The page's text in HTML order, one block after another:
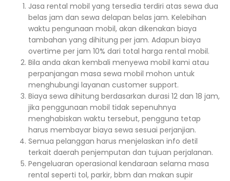
Jasa rental mobil yang tersedia terdiri atas sewa dua
belas jam dan sewa delapan belas jam. Kelebihan
waktu pengunaan mobil, akan dikenakan biaya
tambahan yang dihitung per jam. Adapun biaya
overtime per jam 10% dari total harga rental mobil.
Bila anda akan kembali menyewa mobil kami atau
perpanjangan masa sewa mobil mohon untuk
menghubungi layanan customer support.
Biaya sewa dihitung berdasarkan durasi 12 dan 18 jam,
jika penggunaan mobil tidak sepenuhnya
menghabiskan waktu tersebut, pengguna tetap
harus membayar biaya sewa sesuai perjanjian.
Semua pelanggan harus menjelaskan info detil
terkait daerah penjemputan dan tujuan perjalanan.
Pengeluaran operasional kendaraan selama masa
rental seperti tol, parkir, bbm dan makan supir